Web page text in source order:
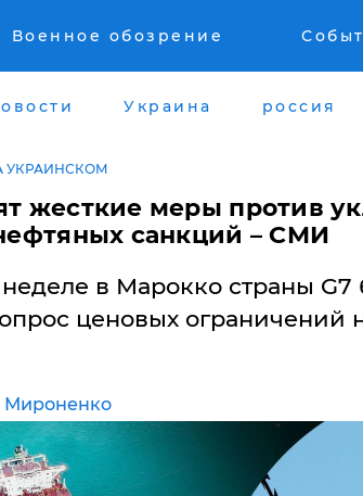
Военное обозрение
Украина россия
УКРАИНСКОМ
жесткие меры против
санкций – СМИ
в Марокко страны G7
ценовых ограничений